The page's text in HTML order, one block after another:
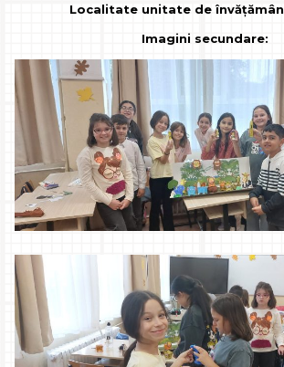
Localitate unitate de
Imagini secundare: